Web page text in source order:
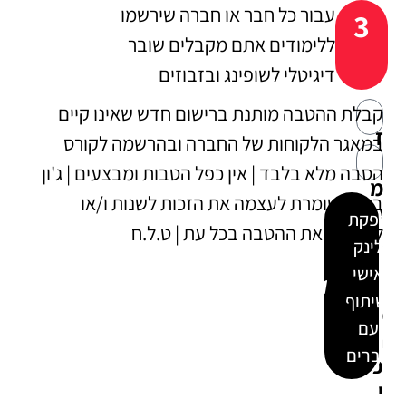
3
עבור כל חבר או חברה שירשמו
ללימודים אתם מקבלים שובר
דיגיטלי לשופינג ובזבוזים
א
ז
ל
מ
ה
א
ת
ם
מ
ח
כ
י
הפקת
לינק
אישי
ושיתוף
עם
חברים
קבלת ההטבה מותנת ברישום חדש שאינו קיים
במאגר הלקוחות של החברה ובהרשמה לקורס
הסבה מלא בלבד | אין כפל הטבות ומבצעים | ג'ון
ברייס שומרת לעצמה את הזכות לשנות ו/או
להפסיק את ההטבה בכל עת | ט.ל.ח